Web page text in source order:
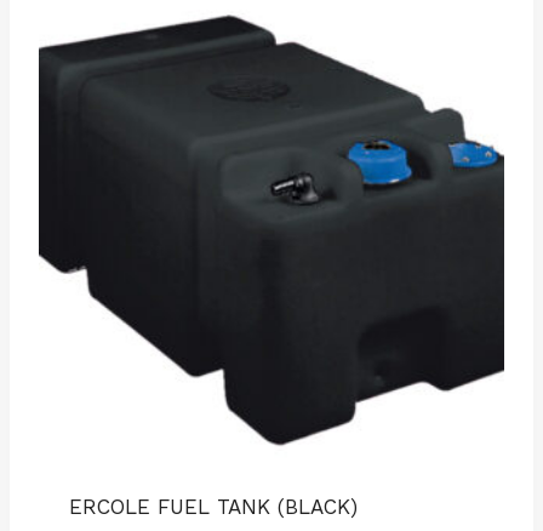
ERCOLE FUEL TANK (BLACK)